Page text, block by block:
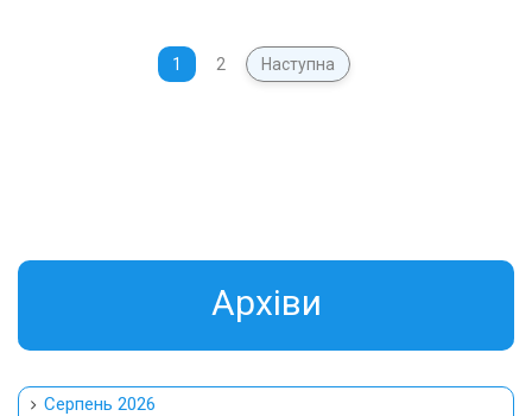
1 2 Наступна
Aрхіви
Серпень 2026